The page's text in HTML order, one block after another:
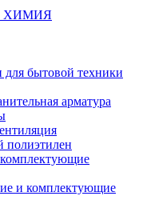
ХИМИЯ
для бытовой техники
арматура
полиэтилен
и комплектующие